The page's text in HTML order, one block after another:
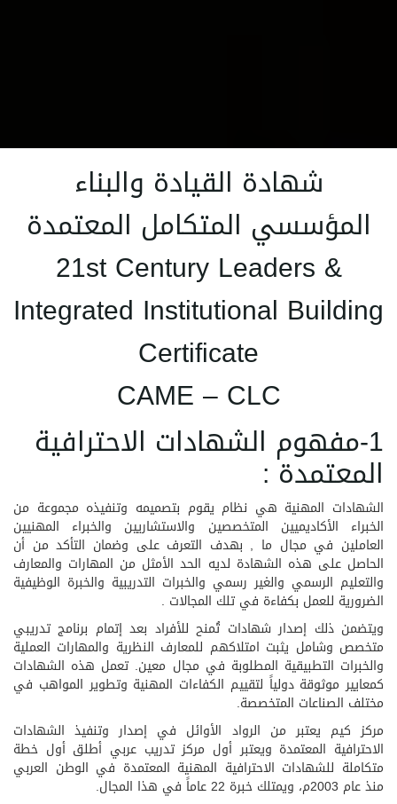
شهادة القيادة والبناء
المؤسسي المتكامل المعتمدة
21st Century Leaders &
Integrated Institutional Building
Certificate
CAME – CLC
1-مفهوم الشهادات الاحترافية
المعتمدة :
الشهادات المهنية هي نظام يقوم بتصميمه وتنفيذه مجموعة من
الخبراء الأكاديميين المتخصصين والاستشاريين والخبراء المهنيين
العاملين في مجال ما , بهدف التعرف على وضمان التأكد من أن
الحاصل على هذه الشهادة لديه الحد الأمثل من المهارات والمعارف
والتعليم الرسمي والغير رسمي والخبرات التدريبية والخبرة الوظيفية
الضرورية للعمل بكفاءة في تلك المجالات .
ويتضمن ذلك إصدار شهادات تُمنح للأفراد بعد إتمام برنامج تدريبي
متخصص وشامل يثبت امتلاكهم للمعارف النظرية والمهارات العملية
والخبرات التطبيقية المطلوبة في مجال معين. تعمل هذه الشهادات
كمعايير موثوقة دولياً لتقييم الكفاءات المهنية وتطوير المواهب في
مختلف الصناعات المتخصصة.
مركز كيم يعتبر من الرواد الأوائل في إصدار وتنفيذ الشهادات
الاحترافية المعتمدة ويعتبر أول مركز تدريب عربي أطلق أول خطة
متكاملة للشهادات الاحترافية المهنية المعتمدة في الوطن العربي
منذ عام 2003م، ويمتلك خبرة 22 عاماً في هذا المجال.